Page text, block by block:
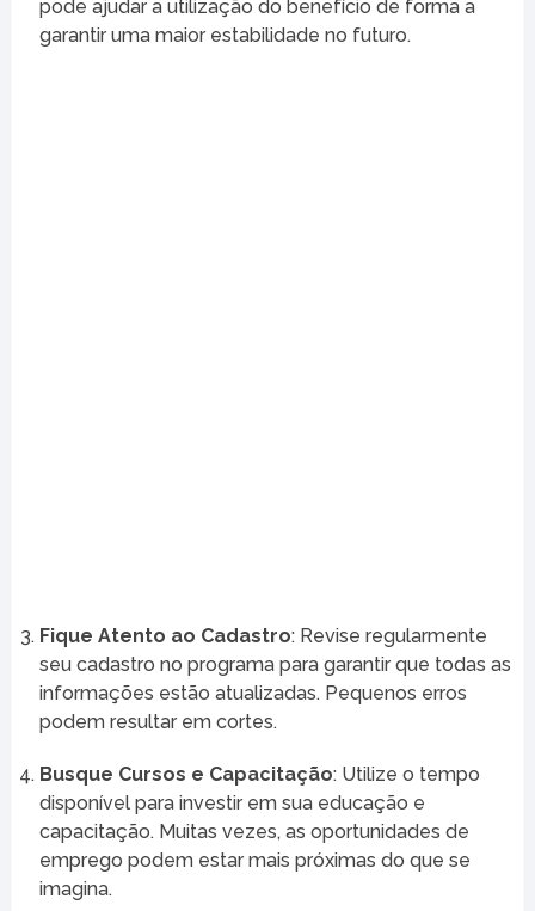
pode ajudar a utilização do benefício de forma a
garantir uma maior estabilidade no futuro.
Fique Atento ao Cadastro: Revise regularmente
seu cadastro no programa para garantir que todas as
informações estão atualizadas. Pequenos erros
podem resultar em cortes.
Busque Cursos e Capacitação: Utilize o tempo
disponível para investir em sua educação e
capacitação. Muitas vezes, as oportunidades de
emprego podem estar mais próximas do que se
imagina.